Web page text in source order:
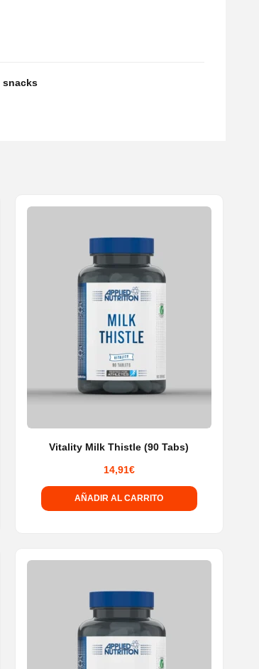
snacks
Vitality Milk Thistle (90 Tabs)
14,91€
AÑADIR AL CARRITO